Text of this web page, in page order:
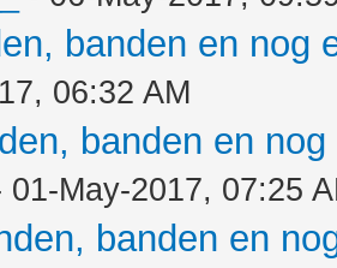
banden en nog
06:32 AM
banden en
01-May-2017, 07:25
banden en